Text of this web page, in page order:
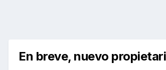
En breve, nuevo